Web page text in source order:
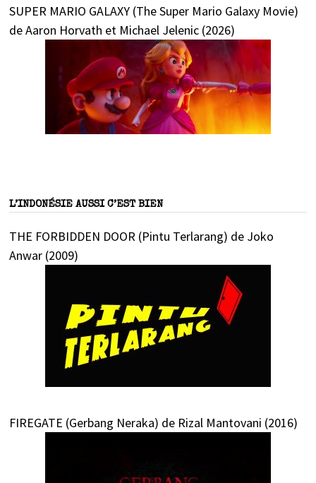
SUPER MARIO GALAXY (The Super Mario Galaxy Movie)
de Aaron Horvath et Michael Jelenic (2026)
L’INDONÉSIE AUSSI C’EST BIEN
THE FORBIDDEN DOOR (Pintu Terlarang) de Joko
Anwar (2009)
FIREGATE (Gerbang Neraka) de Rizal Mantovani (2016)